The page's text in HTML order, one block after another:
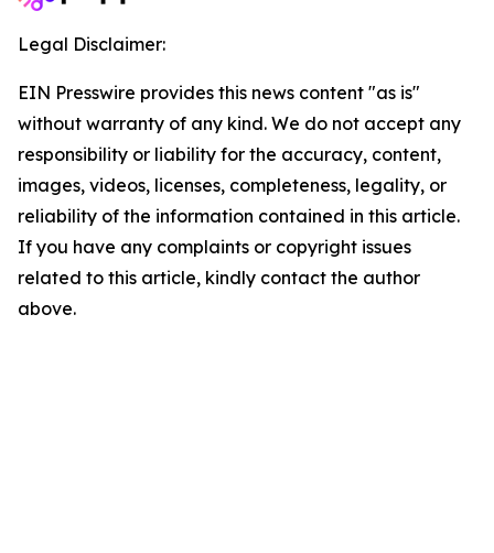
Legal Disclaimer:
EIN Presswire provides this news content "as is"
without warranty of any kind. We do not accept any
responsibility or liability for the accuracy, content,
images, videos, licenses, completeness, legality, or
reliability of the information contained in this article.
If you have any complaints or copyright issues
related to this article, kindly contact the author
above.